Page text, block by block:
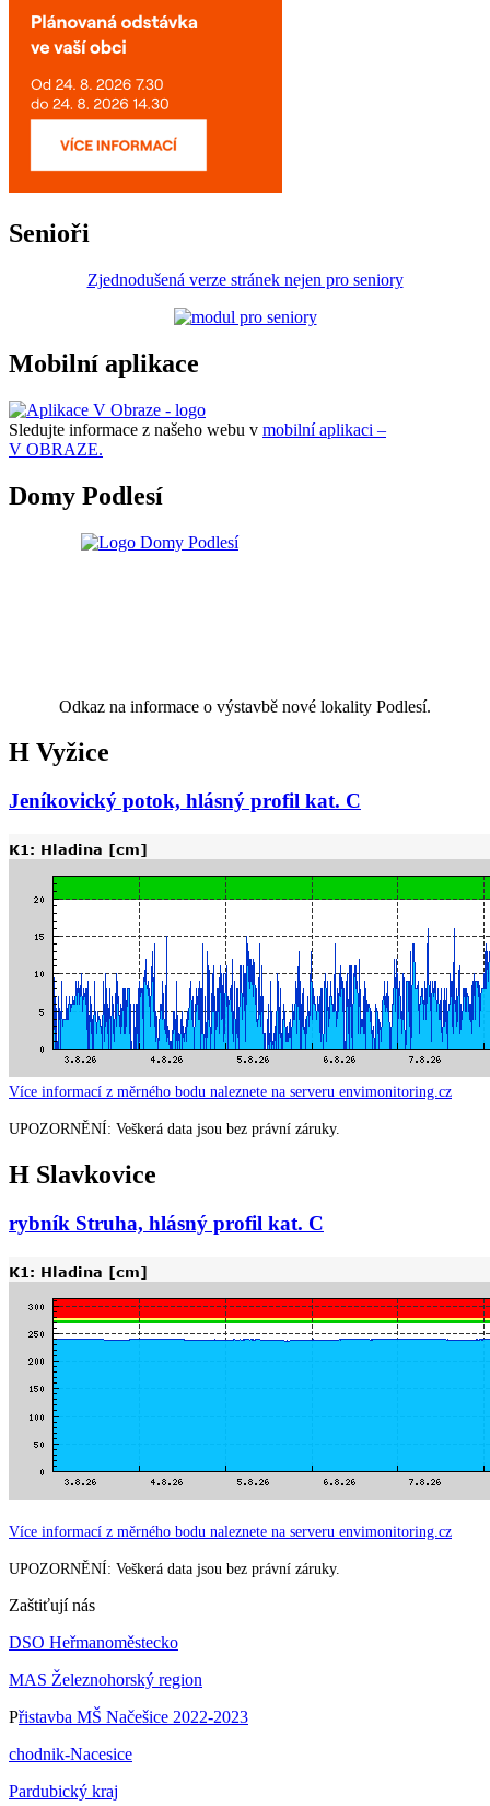
Senioři
Zjednodušená verze stránek nejen pro seniory
Mobilní aplikace
Sledujte informace z našeho webu v mobilní aplikaci –
V OBRAZE.
Domy Podlesí
Odkaz na informace o výstavbě nové lokality Podlesí.
H Vyžice
Jeníkovický potok, hlásný profil kat. C
Více informací z měrného bodu naleznete na serveru envimonitoring.cz
UPOZORNĚNÍ: Veškerá data jsou bez právní záruky.
H Slavkovice
rybník Struha, hlásný profil kat. C
Více informací z měrného bodu naleznete na serveru envimonitoring.cz
UPOZORNĚNÍ: Veškerá data jsou bez právní záruky.
Zaštiťují nás
DSO Heřmanoměstecko
MAS Železnohorský region
Přistavba MŠ Načešice 2022-2023
chodnik-Nacesice
Pardubický kraj